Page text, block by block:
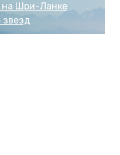
на Шри-Ланке
звезд